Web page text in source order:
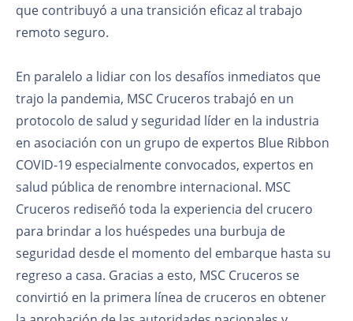
que contribuyó a una transición eficaz al trabajo
remoto seguro.
En paralelo a lidiar con los desafíos inmediatos que
trajo la pandemia, MSC Cruceros trabajó en un
protocolo de salud y seguridad líder en la industria
en asociación con un grupo de expertos Blue Ribbon
COVID-19 especialmente convocados, expertos en
salud pública de renombre internacional. MSC
Cruceros rediseñó toda la experiencia del crucero
para brindar a los huéspedes una burbuja de
seguridad desde el momento del embarque hasta su
regreso a casa. Gracias a esto, MSC Cruceros se
convirtió en la primera línea de cruceros en obtener